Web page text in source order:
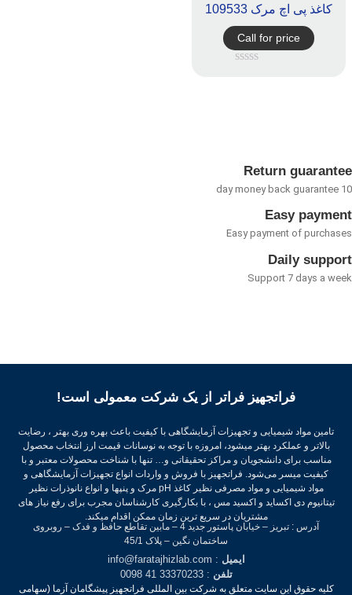
کاغذ پی اچ مرک 109533
Call for price
Return
Easy
Easy payment of
Daily
Support 7 days a
فراتجهیز فراتر از یک شرکت معمولی است!
تامین مواد شیمیایی و تجهیزات آزمایشگاهی با کیفیت باعث بهره وری بهتر ، رضایت
بالاتر و عملکرد بهتر میشود، امروزه با توجه به نوسانات قیمت ارز انتخاب محصول
مناسب برای دانشجویان و مراکز تحقیقاتی و… تنها با شناخت محصولات معتبر و با
کیفیت میسر می‌شود.فراتجهیز با فروش و واردات انواع تجهیزات آزمایشگاهی و
مواد شیمیایی و مواد مصرفی نظیر کاغذ pH مرک و پنپها و انواع نانوذرات نظیر
تیتانیوم دی اکساید و اکسید مس ، با بکارگیری کارشناسان مجرب برای رفع نیاز های
مشتریان در سریع ترین زمان ممکن اقدام میکند.
آدرس : تبریز – خیابان پاستور جدید 4 – مابین تقاطع حافظ و فدک – روبروی
ساختمان نگین – پلاک 45/1
ایمیل: info@faratajhizlab.com
تلفن: 33370233 41 0098
کلیه حقوق این سایت متعلق به شرکت بین المللی فراتجهیز پیشگامان آزما (سهامی